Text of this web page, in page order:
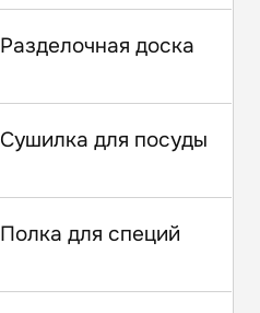
Разделочная доска
Сушилка для посуды
Полка для специй